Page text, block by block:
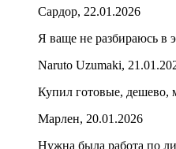
Сардор, 22.01.2026
Я ваще не разбираюсь в
Naruto Uzumaki,
Купил готовые, дешево,
Марлен, 20.01.2026
Нужна была работа по